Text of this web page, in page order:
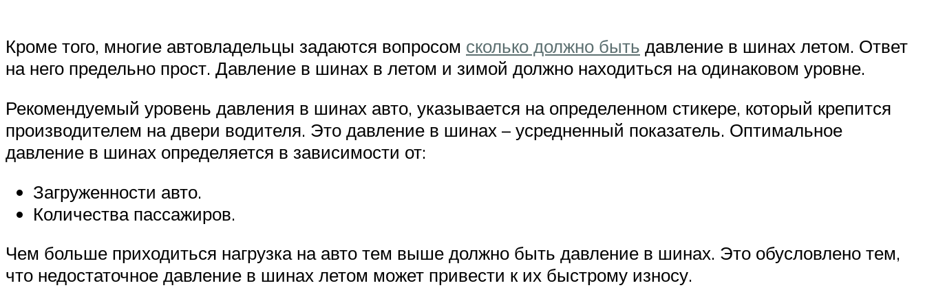
Кроме того, многие автовладельцы задаются вопросом сколько должно быть давление в шинах летом. Ответ
на него предельно прост. Давление в шинах в летом и зимой должно находиться на одинаковом уровне.
Рекомендуемый уровень давления в шинах авто, указывается на определенном стикере, который крепится
производителем на двери водителя. Это давление в шинах – усредненный показатель. Оптимальное
давление в шинах определяется в зависимости от:
Загруженности авто.
Количества пассажиров.
Чем больше приходиться нагрузка на авто тем выше должно быть давление в шинах. Это обусловлено тем,
что недостаточное давление в шинах летом может привести к их быстрому износу.